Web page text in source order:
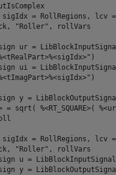
= RollRegions, lcv
"Roller", rollVars
ur =
ui =
y =
= sqrt( %<RT_SQUARE>(
= RollRegions, lcv
"Roller", rollVars
u =
y =